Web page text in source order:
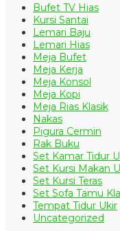
Bufet TV Hias
Kursi Santai
Lemari Baju
Lemari Hias
Meja Bufet
Meja Kerja
Meja Konsol
Meja Kopi
Meja Rias Klasik
Nakas
Pigura Cermin
Rak Buku
Set Kamar Tidur
Set Kursi Makan
Set Kursi Teras
Set Sofa Tamu
Tempat Tidur Ukir
Uncategorized